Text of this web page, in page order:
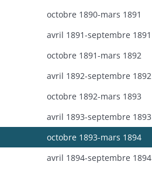
octobre 1890-mars 1891
avril 1891-septembre 1891
octobre 1891-mars 1892
avril 1892-septembre 1892
octobre 1892-mars 1893
avril 1893-septembre 1893
octobre 1893-mars 1894
avril 1894-septembre 1894